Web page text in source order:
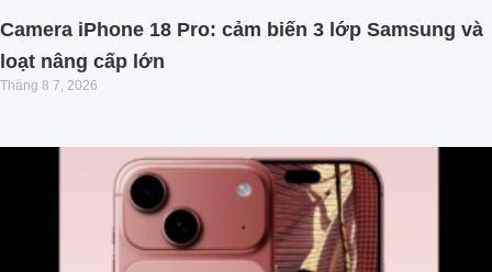
Camera iPhone 18 Pro: cảm biến 3 lớp Samsung và
loạt nâng cấp lớn
Tháng 8 7, 2026